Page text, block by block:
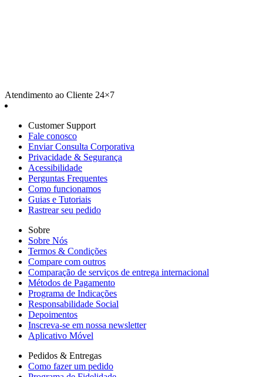
Atendimento ao Cliente 24×7
Customer Support
Fale conosco
Enviar Consulta Corporativa
Privacidade & Segurança
Acessibilidade
Perguntas Frequentes
Como funcionamos
Guias e Tutoriais
Rastrear seu pedido
Sobre
Sobre Nós
Termos & Condições
Compare com outros
Comparação de serviços de entrega internacional
Métodos de Pagamento
Programa de Indicações
Responsabilidade Social
Depoimentos
Inscreva-se em nossa newsletter
Aplicativo Móvel
Pedidos & Entregas
Como fazer um pedido